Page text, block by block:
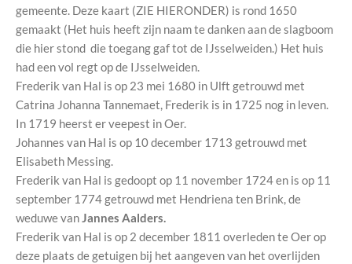
gemeente. Deze kaart (ZIE HIERONDER) is rond 1650
gemaakt (Het huis heeft zijn naam te danken aan de slagboom
die hier stond die toegang gaf tot de IJsselweiden.) Het huis
had een vol regt op de IJsselweiden.
Frederik van Hal is op 23 mei 1680 in Ulft getrouwd met
Catrina Johanna Tannemaet, Frederik is in 1725 nog in leven.
In 1719 heerst er veepest in Oer.
Johannes van Hal is op 10 december 1713 getrouwd met
Elisabeth Messing.
Frederik van Hal is gedoopt op 11 november 1724 en is op 11
september 1774 getrouwd met Hendriena ten Brink, de
weduwe vanJannes Aalders.
Frederik van Hal is op 2 december 1811 overleden te Oer op
deze plaats de getuigen bij het aangeven van het overlijden